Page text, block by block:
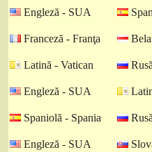
Engleză - SUA
Franceză - Franţa
Latină - Vatican
Engleză - SUA
Spaniolă - Spania
Engleză - SUA